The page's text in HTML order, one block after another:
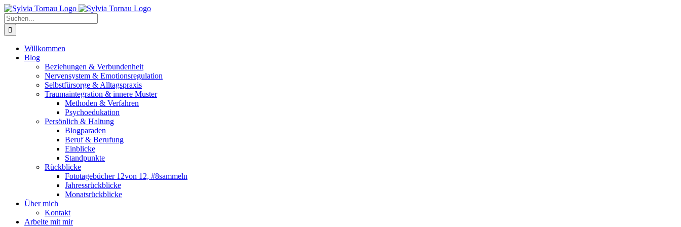
Zum
Inhalt
springen
Suche
nach:
Willkommen
Blog
Beziehungen & Verbundenheit
Nervensystem & Emotionsregulation
Selbstfürsorge & Alltagspraxis
Traumaintegration & innere Muster
Methoden & Verfahren
Psychoedukation
Persönlich & Haltung
Blogparaden
Beruf & Berufung
Einblicke
Standpunkte
Rückblicke
Fototagebücher 12von 12, #8sammeln
Jahressrückblicke
Monatsrückblicke
Über mich
Kontakt
Arbeite mit mir